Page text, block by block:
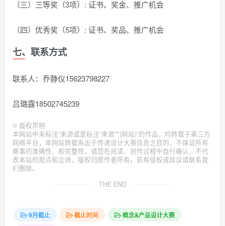
（三）三等奖（3项）: 证书、奖金、推广机会
（四）优秀奖（5项）: 证书、奖品、推广机会
七、联系方式
联系人：乔静仪15623798227
吕璐露18502745239
© 版权声明
本网站中未标注“来源或是标注“来源**(网站)”的作品，均转载于第三方
网络平台，本网站转载系出于传递设计大赛信息之目的，不保证所有
赛事的准确性、和完整性，请您在阅读、创作过程中自行确认，不代
表本站的观点和立场，版权归原作者所有。若有侵权或异议请联系我
们删除。
THE END
9月截止 截止时间
概念&产品设计大赛